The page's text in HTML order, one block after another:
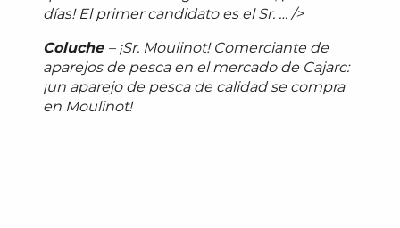
días! El primer candidato es el Sr. … />
Coluche – ¡Sr. Moulinot! Comerciante de
aparejos de pesca en el mercado de Cajarc:
¡un aparejo de pesca de calidad se compra
en Moulinot!